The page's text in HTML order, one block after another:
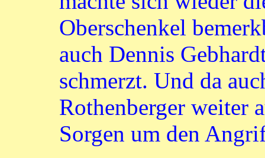
Oberschenkel
auch Dennis
schmerzt. Und da
Rothenberger weiter
Sorgen um den